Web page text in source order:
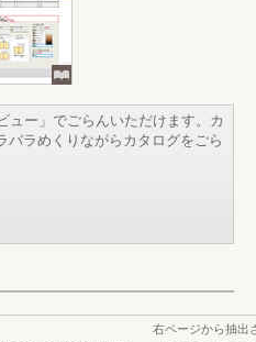
ュー」でごらんいただけます。カ
パラめくりながらカタログをごら
右ページから抽出